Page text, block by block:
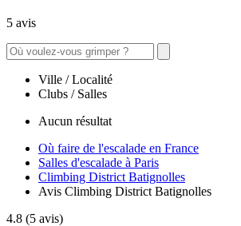
5 avis
Ville / Localité
Clubs / Salles
Aucun résultat
Où faire de l'escalade en France
Salles d'escalade à Paris
Climbing District Batignolles
Avis Climbing District Batignolles
4.8 (5 avis)